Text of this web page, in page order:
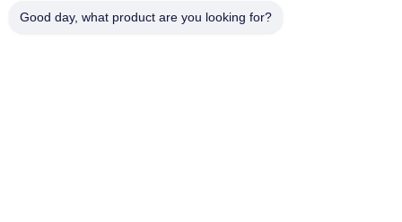
Good day, what product are you looking for?